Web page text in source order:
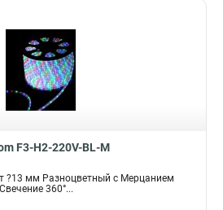
F3-H2-220V-BL-M
?13 мм Разноцветный с Мерцанием
360°...